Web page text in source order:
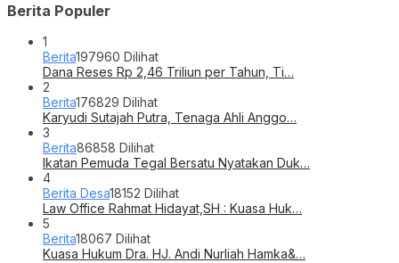
Berita Populer
1
Berita197960 Dilihat
Dana Reses Rp 2,46 Triliun per Tahun, Ti…
2
Berita176829 Dilihat
Karyudi Sutajah Putra, Tenaga Ahli Anggo…
3
Berita86858 Dilihat
Ikatan Pemuda Tegal Bersatu Nyatakan Duk…
4
Berita Desa18152 Dilihat
Law Office Rahmat Hidayat,SH : Kuasa Huk…
5
Berita18067 Dilihat
Kuasa Hukum Dra. HJ. Andi Nurliah Hamka&…